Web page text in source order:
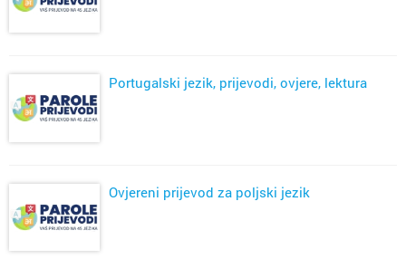
Portugalski jezik, prijevodi, ovjere, lektura
Ovjereni prijevod za poljski jezik